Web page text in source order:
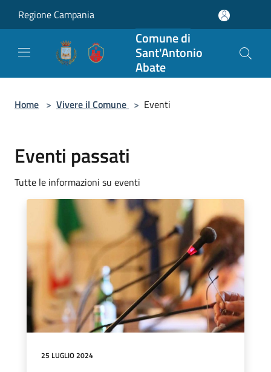
Regione Campania
Comune di
Sant'Antonio
Abate
Home > Vivere il Comune > Eventi
Eventi passati
Tutte le informazioni su eventi
25 LUGLIO 2024